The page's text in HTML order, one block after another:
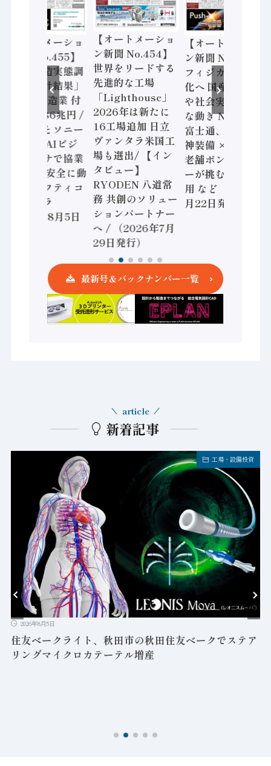
【オートメーショ
ン新聞 No.455】
「経済構造実態調
査二次集計結果」
2024年製造業 付
加価値額86兆円 /
三菱電機とソニー
セミコン AIビジ
ョンセンサで協業
/ IDEC、安全に動
かすセーフティコ
ントローラ
（2026年8月5日
【オートメーショ
ン新聞 No.454】
世界をリードする
先進的な工場
「Lighthouse」
2026年は新たに
16工場追加 日立
ヴァンタラ米国工
場も選出/ 【イン
タビュー】
RYODEN 八道常
務 共創のソリュー
ションパートナー
へ / （2026年7月
29日発行）
【オートメーショ
ン新聞 No.453】
フィジカルAI本格
化へ 国産AI開発
や社会実装に活発
な動き Noetra、
富士通、日立 / 兵
神装備 × HMS、
老舗ポンプメーカ
ーが挑むデータ活
用 など（2026年7
月22日発行）
最新号＆バックナンバー一覧
新着記事
article
工場・設備投資
2026年8月5日
住友ベークライト、秋田市の秋田住友ベークでステア
リングマイクロカテーテル増産